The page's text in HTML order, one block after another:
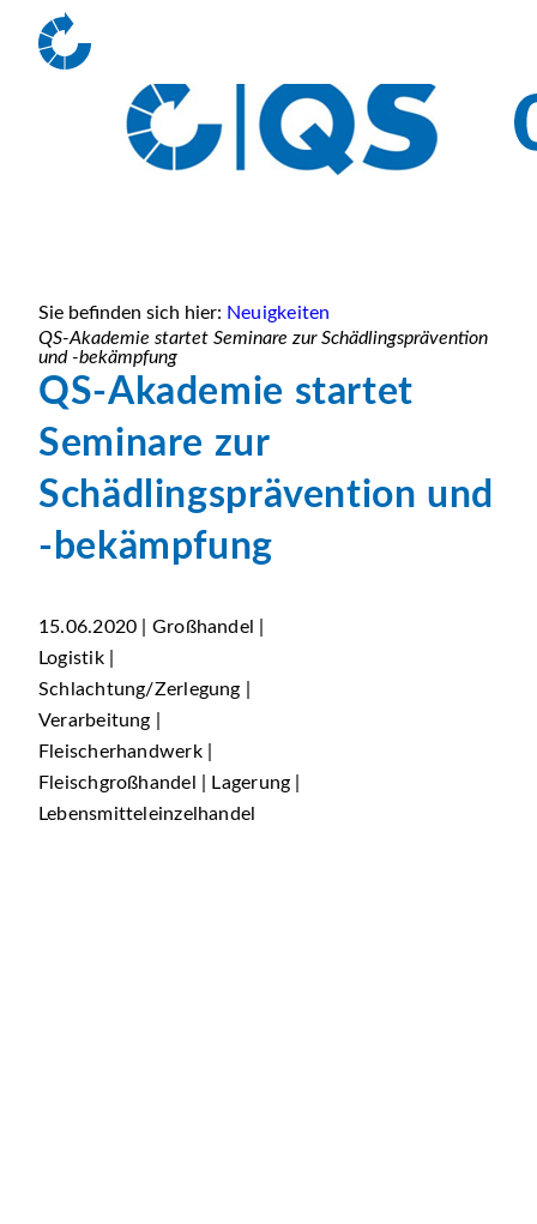
Sie befinden sich hier: Neuigkeiten
QS-Akademie startet Seminare zur Schädlingsprävention
und -bekämpfung
QS-Akademie startet
Seminare zur
Schädlingsprävention und
-bekämpfung
15.06.2020 | Großhandel |
Logistik |
Schlachtung/Zerlegung |
Verarbeitung |
Fleischerhandwerk |
Fleischgroßhandel | Lagerung |
Lebensmitteleinzelhandel